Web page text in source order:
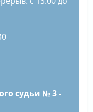
судьи № 3 -